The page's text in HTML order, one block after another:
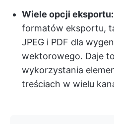
Wiele opcji eksportu:
formatów eksportu,
JPEG i PDF dla
wektorowego. Daje
wykorzystania
treściach w wielu